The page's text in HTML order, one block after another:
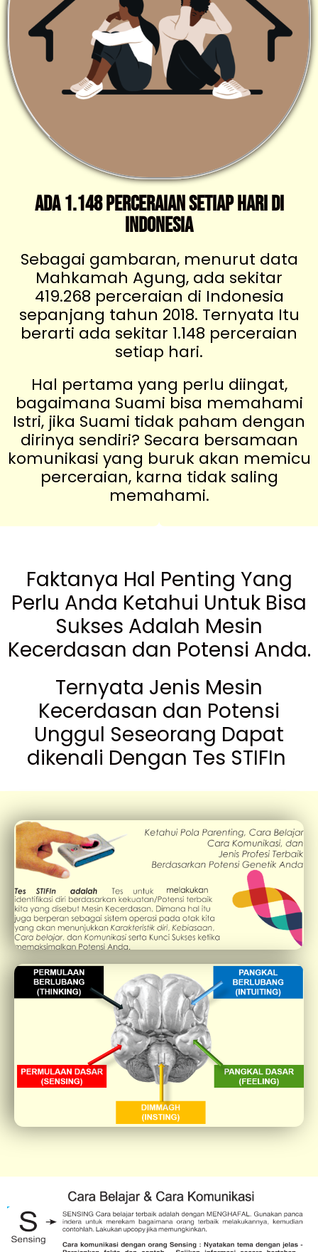
Ada 1.148 Perceraian Setiap Hari di
Indonesia
Sebagai gambaran, menurut data
Mahkamah Agung, ada sekitar
419.268 perceraian di Indonesia
sepanjang tahun 2018. Ternyata Itu
berarti ada sekitar 1.148 perceraian
setiap hari.
Hal pertama yang perlu diingat,
bagaimana Suami bisa memahami
Istri, jika Suami tidak paham dengan
dirinya sendiri? Secara bersamaan
komunikasi yang buruk akan memicu
perceraian, karna tidak saling
memahami.
Faktanya Hal Penting Yang
Perlu Anda Ketahui Untuk Bisa
Sukses Adalah Mesin
Kecerdasan dan Potensi Anda.
Ternyata Jenis Mesin
Kecerdasan dan Potensi
Unggul Seseorang Dapat
dikenali Dengan Tes STIFIn